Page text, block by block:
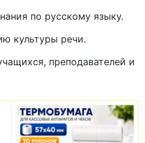
по русскому языку.
культуры речи.
преподавателей и